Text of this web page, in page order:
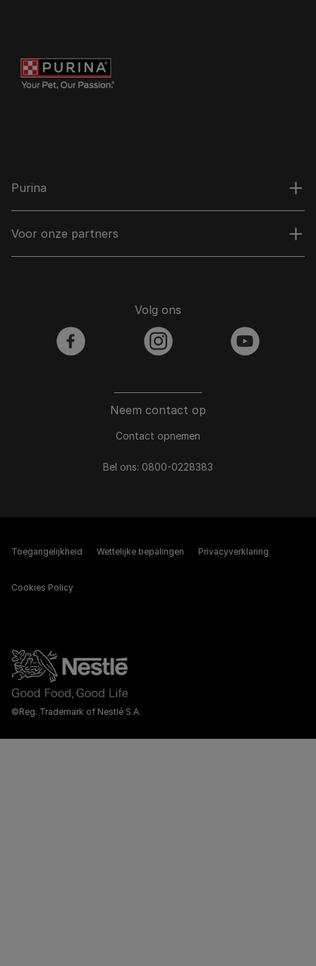
Purina
Voor onze partners
Neem contact op
Contact opnemen
Bel ons: 0800-0228383
Volg ons
facebook instagram youtube
©Reg. Trademark of Nestlé S.A.
Toegangelijkheid Wettelijke bepalingen​ Privacyverklaring
Cookies Policy